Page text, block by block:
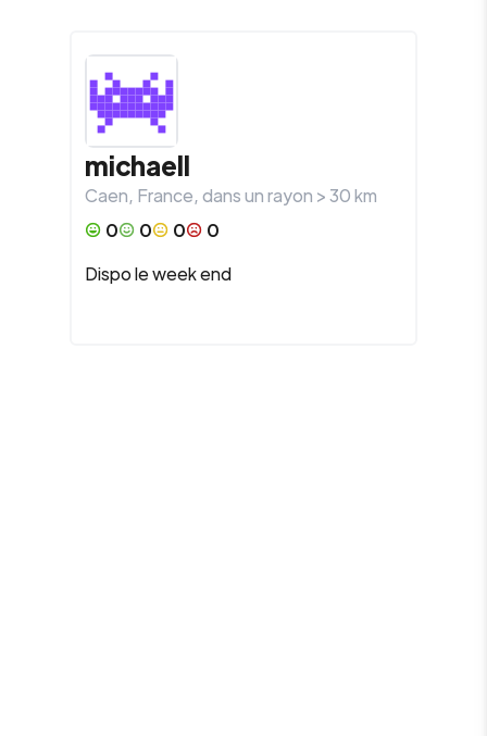
michaell
Caen, France, dans un rayon >30km
0
0 0
0
Dispo le week end